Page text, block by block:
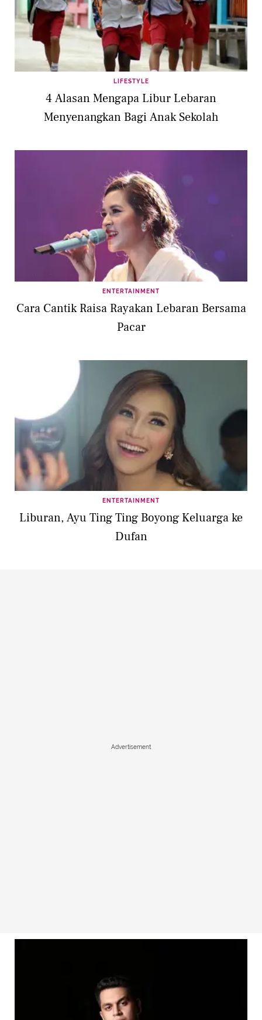
LIFESTYLE
4 Alasan Mengapa Libur Lebaran
Menyenangkan Bagi Anak Sekolah
ENTERTAINMENT
Cara Cantik Raisa Rayakan Lebaran Bersama
Pacar
ENTERTAINMENT
Liburan, Ayu Ting Ting Boyong Keluarga ke
Dufan
Advertisement